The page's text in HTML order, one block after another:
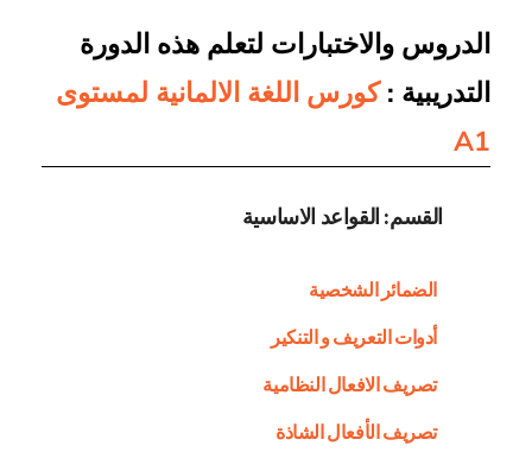
الدروس والاختبارات لتعلم هذه الدورة
التدريبية :كورس اللغة الالمانية لمستوى
A1
القسم: القواعد الاساسية
الضمائر الشخصية
أدوات التعريف و التنكير
تصريف الافعال النظامية
تصريف الأفعال الشاذة